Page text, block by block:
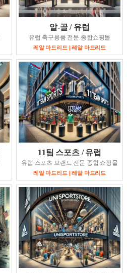
알-골 / 유럽
유럽 축구용품 전문 종합쇼핑몰
레알 마드리드 | 레알 마드리드
11팀 스포츠 / 유럽
유럽 스포츠 브랜드 전문 종합 쇼핑몰
레알 마드리드 | 레알 마드리드